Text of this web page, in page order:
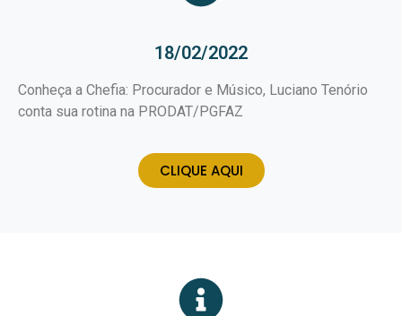
18/02/2022
Conheça a Chefia: Procurador e Músico, Luciano Tenório
conta sua rotina na PRODAT/PGFAZ
CLIQUE AQUI